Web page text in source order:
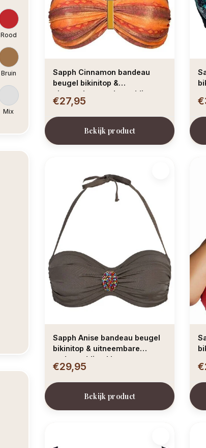
Sapph Cinnamon bandeau
beugel bikinitop &
uitneembare onderpadding
kleur oranje met snakeprint
€27,95
Bekijk product
Sapph Anise bandeau beugel
bikinitop & uitneembare
onderpadding kleur taupe
€29,95
Bekijk product
Rood
Bruin
Mix